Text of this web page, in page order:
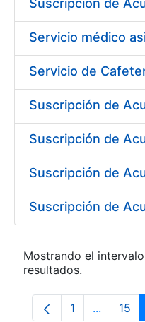
Mostrando el
resultados.
Página
1 ...Páginas
15